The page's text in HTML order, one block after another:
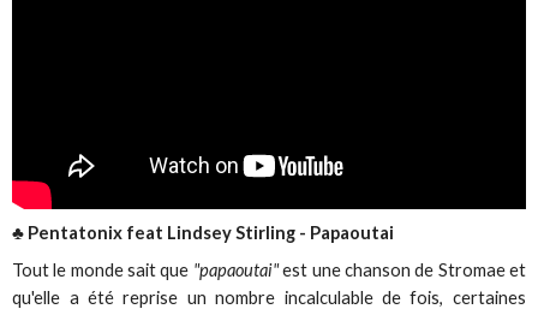
♣ Pentatonix feat Lindsey Stirling - Papaoutai
Tout le monde sait que "papaoutai"est une chanson de Stromae et
qu'elle a été reprise un nombre incalculable de fois, certaines